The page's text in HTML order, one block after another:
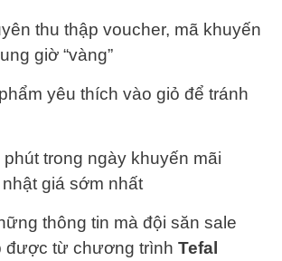
thu thập voucher, mã khuyến
giờ “vàng”
yêu thích vào giỏ để tránh
trong ngày khuyến mãi
nhật giá sớm nhất
thông tin mà đội săn sale
được từ chương trình Tefal